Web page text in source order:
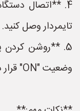
4. **اتصال
تایمردار وصل کنید.
5. **روشن کردن
وضعیت "ON" قرار دهید.